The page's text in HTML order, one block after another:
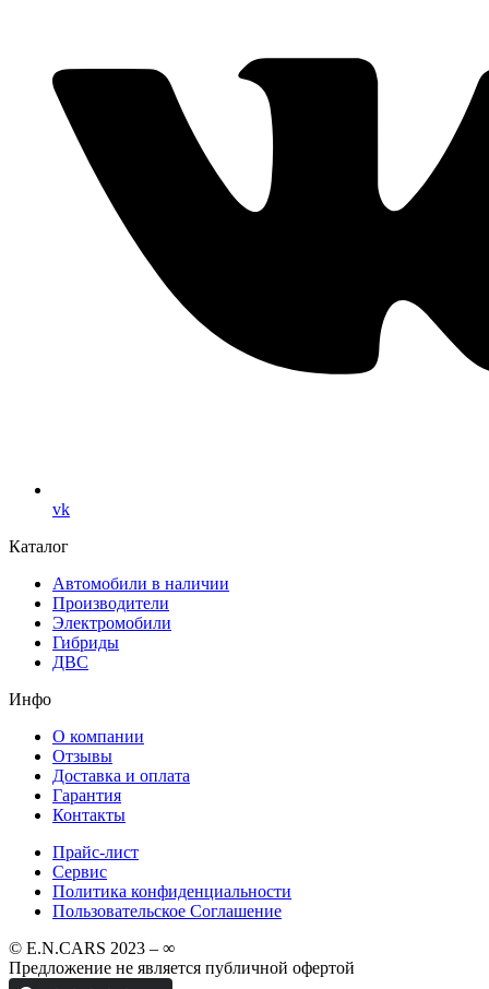
vk
Каталог
Автомобили в наличии
Производители
Электромобили
Гибриды
ДВС
Инфо
О компании
Отзывы
Доставка и оплата
Гарантия
Контакты
Прайс-лист
Сервис
Политика конфиденциальности
Пользовательское Соглашение
© E.N.CARS 2023 – ∞
Предложение не является публичной офертой